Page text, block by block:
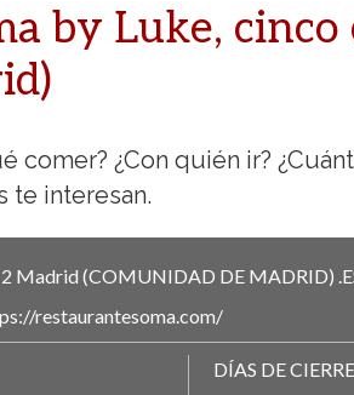
by Luke, cinco
comer? ¿Con quién ir?
te interesan.
Madrid (COMUNIDAD DE MADRID)
restaurantesoma.com/
DÍAS DE